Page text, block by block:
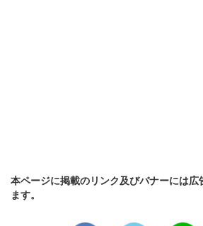
本ページに掲載のリンク及びバナーには
ます。